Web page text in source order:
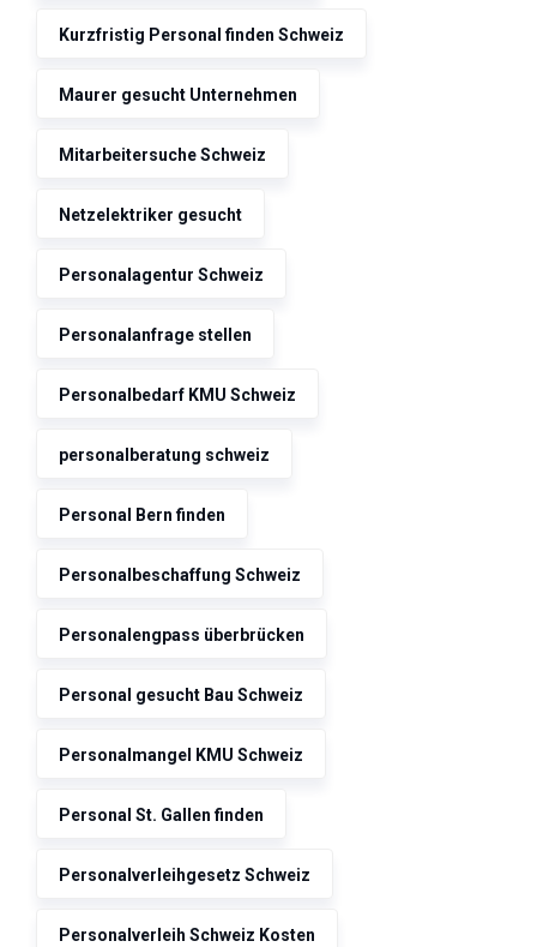
Kurzfristig Personal finden Schweiz
Maurer gesucht Unternehmen
Mitarbeitersuche Schweiz
Netzelektriker gesucht
Personalagentur Schweiz
Personalanfrage stellen
Personalbedarf KMU Schweiz
personalberatung schweiz
Personal Bern finden
Personalbeschaffung Schweiz
Personalengpass überbrücken
Personal gesucht Bau Schweiz
Personalmangel KMU Schweiz
Personal St. Gallen finden
Personalverleihgesetz Schweiz
Personalverleih Schweiz Kosten